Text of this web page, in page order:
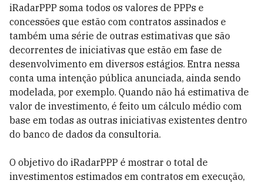
iRadarPPP soma todos os valores de PPPs e
concessões que estão com contratos assinados e
também uma série de outras estimativas que são
decorrentes de iniciativas que estão em fase de
desenvolvimento em diversos estágios. Entra nessa
conta uma intenção pública anunciada, ainda sendo
modelada, por exemplo. Quando não há estimativa de
valor de investimento, é feito um cálculo médio com
base em todas as outras iniciativas existentes dentro
do banco de dados da consultoria.
O objetivo do iRadarPPP é mostrar o total de
investimentos estimados em contratos em execução,